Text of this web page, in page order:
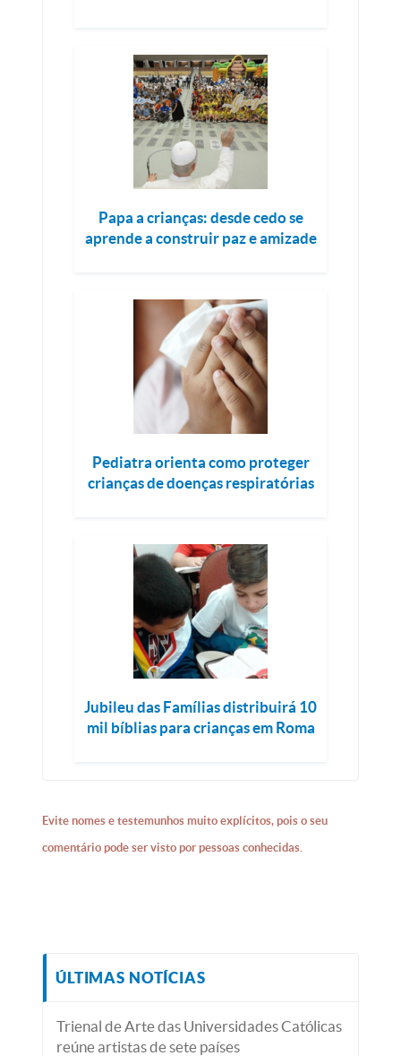
Papa a crianças: desde cedo se
aprende a construir paz e amizade
Pediatra orienta como proteger
crianças de doenças respiratórias
Jubileu das Famílias distribuirá 10
mil bíblias para crianças em Roma
Evite nomes e testemunhos muito explícitos, pois o seu
comentário pode ser visto por pessoas conhecidas.
ÚLTIMAS NOTÍCIAS
Trienal de Arte das Universidades Católicas
reúne artistas de sete países